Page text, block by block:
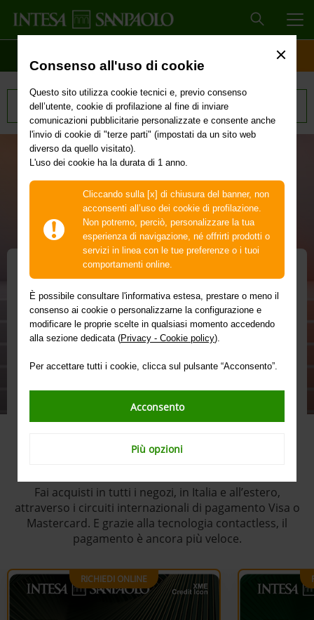
Consenso all'uso di cookie
Questo sito utilizza cookie tecnici e, previo consenso
dell’utente, cookie di profilazione al fine di inviare
comunicazioni pubblicitarie personalizzate e consente anche
l'invio di cookie di "terze parti" (impostati da un sito web
diverso da quello visitato).
L'uso dei cookie ha la durata di 1 anno.
Cliccando sulla [x] di chiusura del banner, non
acconsenti all’uso dei cookie di profilazione.
Non potremo, perciò, personalizzare la tua
esperienza di navigazione, né offrirti prodotti o
servizi in linea con le tue preferenze o i tuoi
comportamenti online.
È possibile consultare l'informativa estesa, prestare o meno il
consenso ai cookie o personalizzarne la configurazione e
modificare le proprie scelte in qualsiasi momento accedendo
alla sezione dedicata (Privacy - Cookie policy).
Per accettare tutti i cookie, clicca sul pulsante “Acconsento”.
Acconsento
Più opzioni
Tutti i prodotti
Le carte Intesa Sanpaolo
C'è sempre una carta per te,
per ogni tua esigenza.
Fai acquisti in tutti i negozi, in Italia e all’estero,
attraverso i circuiti internazionali di pagamento Visa o
Mastercard. E grazie alla tecnologia contactless, il
pagamento è ancora più veloce.
RICHIEDI ONLINE